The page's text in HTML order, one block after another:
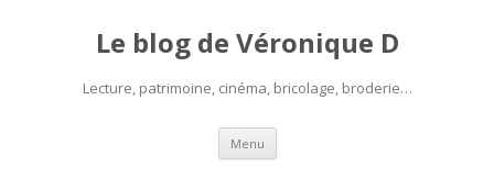
Le blog de Véronique D
Lecture, patrimoine, cinéma, bricolage, broderie…
Menu Aller
contenu